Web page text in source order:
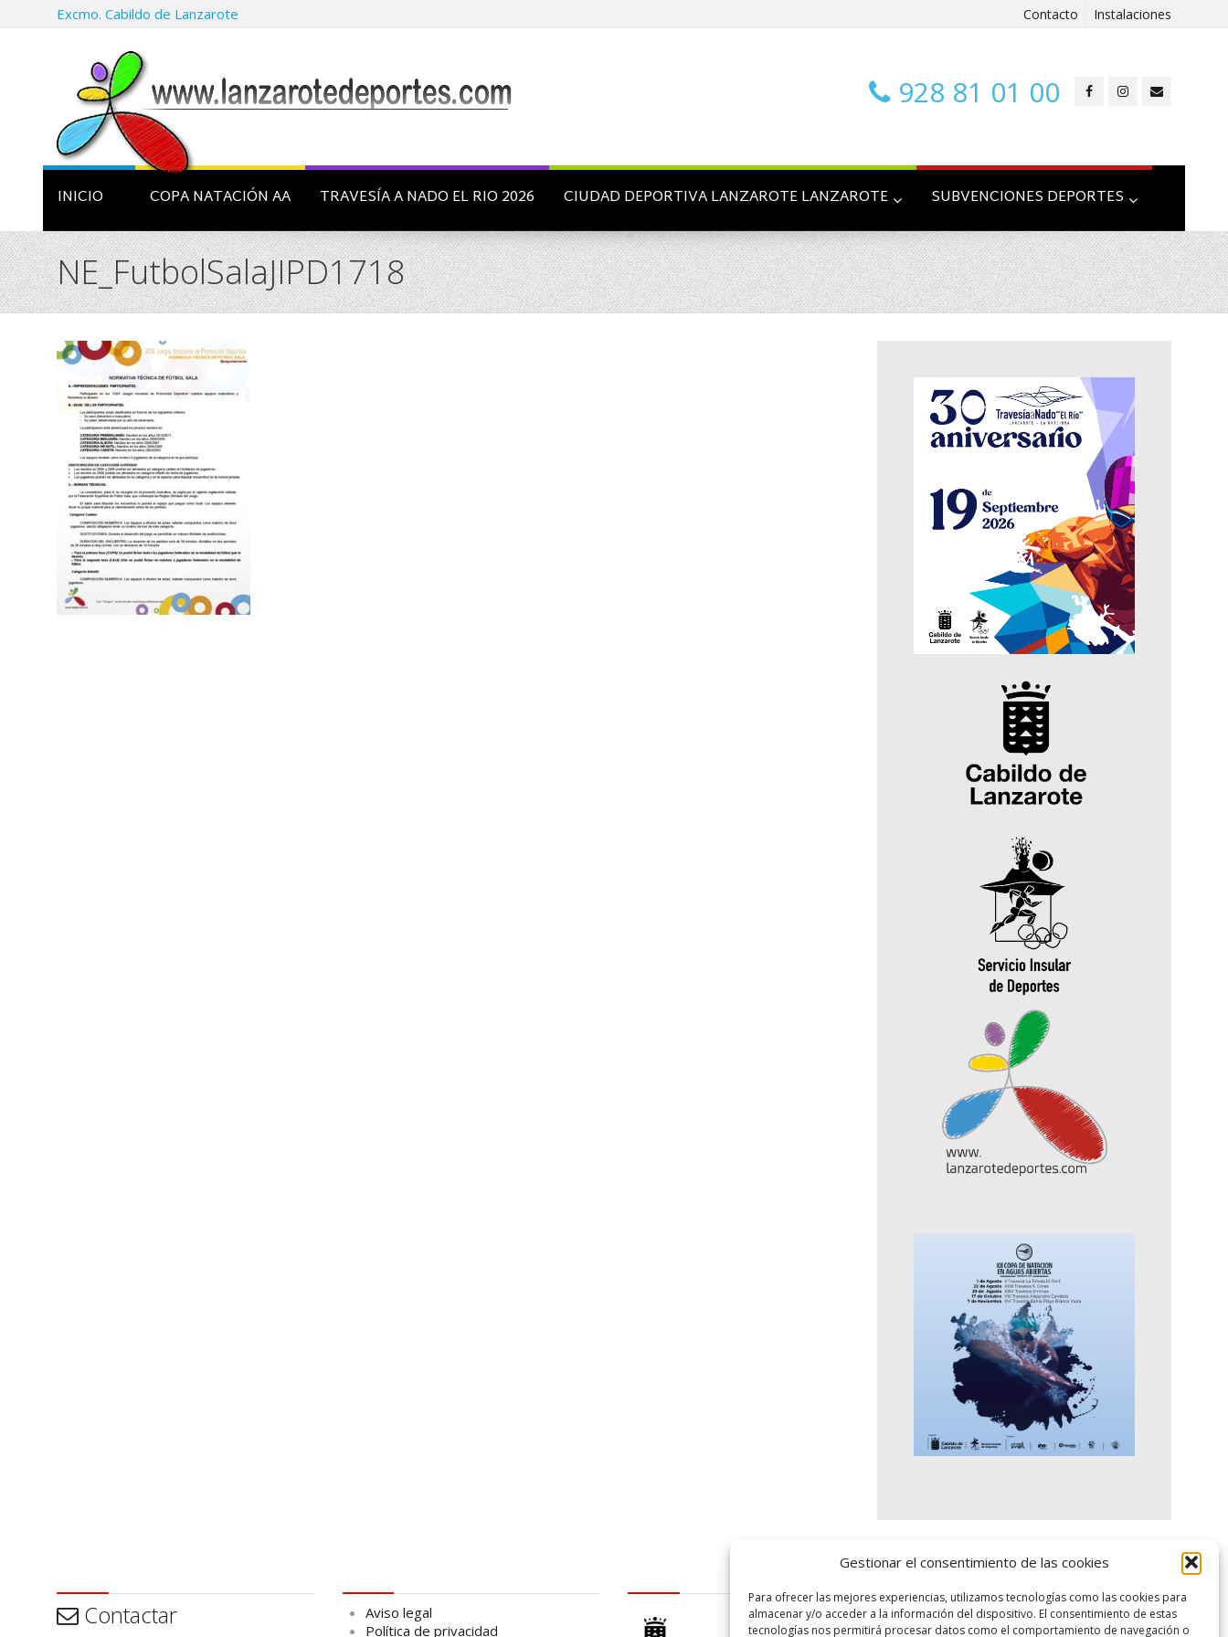
Gestionar el consentimiento de las cookies
Para ofrecer las mejores experiencias, utilizamos tecnologías como las cookies para
almacenar y/o acceder a la información del dispositivo. El consentimiento de estas
tecnologías nos permitirá procesar datos como el comportamiento de navegación o
Excmo. Cabildo de Lanzarote Contacto Instalaciones
928 81 01 00
INICIO COPA NATACIÓN AA TRAVESÍA A NADO EL RIO 2026 CIUDAD DEPORTIVA LANZAROTE LANZAROTE SUBVENCIONES DEPORTES
NE_FutbolSalaJIPD1718
Contactar
Aviso legal
Política de privacidad
logo SID